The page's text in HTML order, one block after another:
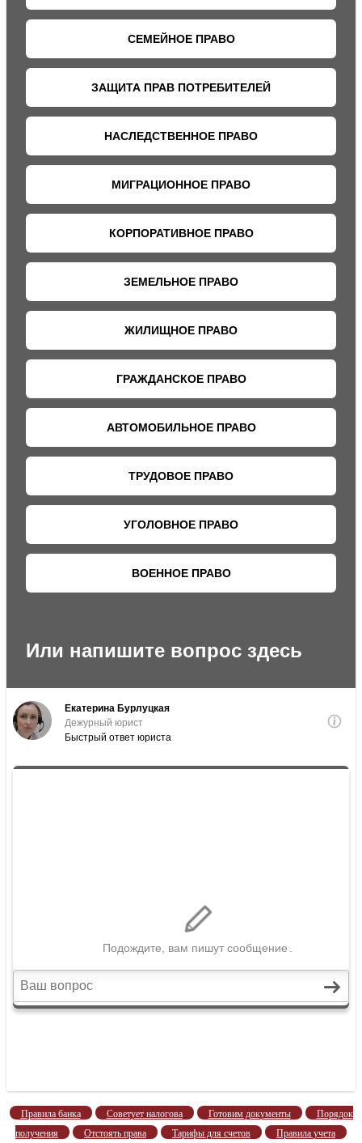
Правила банка Советует налогова Готовим документы
Порядок
получения
Отстоять права Тарифы для счетов
Правила учета